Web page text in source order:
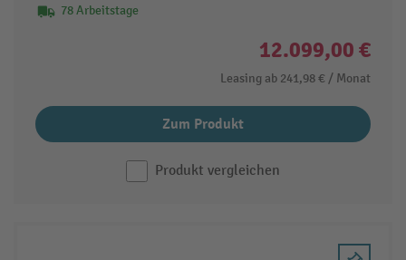
78 Arbeitstage
12.099,00 €
Leasing ab 241,98 € / Monat
Zum Produkt
Produkt vergleichen